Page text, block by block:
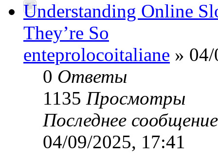
Understanding Online
They’re So
enteprolocoitaliane »
0 Ответы
1135 Просмотры
Последнее
04/09/2025, 17:41